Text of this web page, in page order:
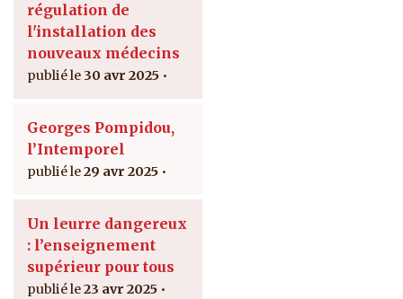
régulation de
l'installation des
nouveaux médecins
30 avr 2025
Georges Pompidou,
l’Intemporel
29 avr 2025
Un leurre dangereux
: l’enseignement
supérieur pour tous
23 avr 2025